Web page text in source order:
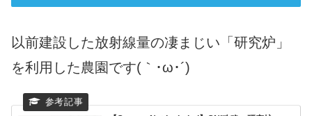
以前建設した放射線量の凄まじい「研究炉」
を利用した農園です(｀･ω･´)